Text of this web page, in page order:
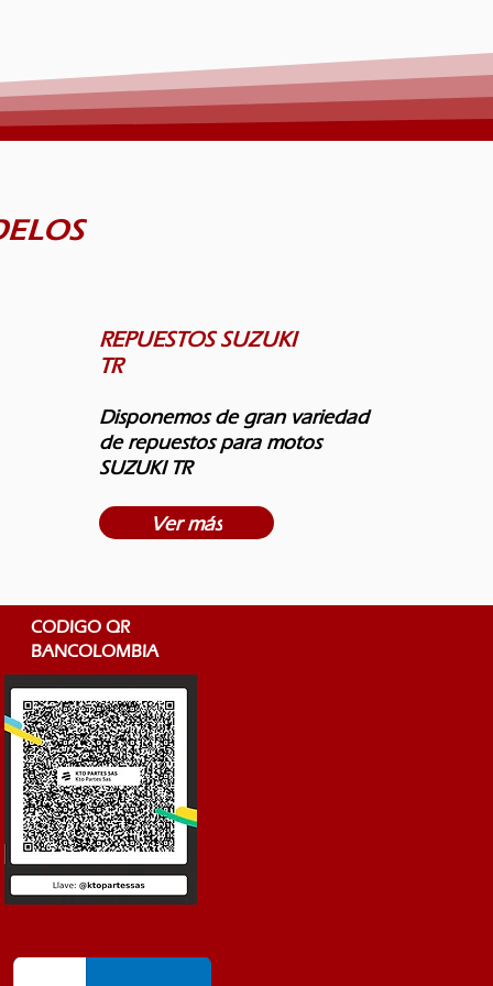
REPUESTOS SUZUKI
TR
Disponemos de gran variedad
de repuestos para motos
SUZUKI TR
Ver más
CODIGO QR
BANCOLOMBIA